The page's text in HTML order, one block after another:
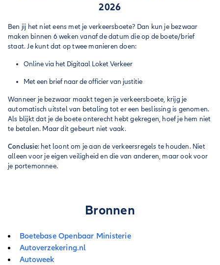
2026
Ben jij het niet eens met je verkeersboete? Dan kun je bezwaar
maken binnen 6 weken vanaf de datum die op de boete/brief
staat. Je kunt dat op twee manieren doen:
Online via het Digitaal Loket Verkeer
Met een brief naar de officier van justitie
Wanneer je bezwaar maakt tegen je verkeersboete, krijg je
automatisch uitstel van betaling tot er een beslissing is genomen.
Als blijkt dat je de boete onterecht hebt gekregen, hoef je hem niet
te betalen. Maar dit gebeurt niet vaak.
Conclusie: het loont om je aan de verkeersregels te houden. Niet
alleen voor je eigen veiligheid en die van anderen, maar ook voor
je portemonnee.
Bronnen
Boetebase Openbaar Ministerie
Autoverzekering.nl
Autoweek